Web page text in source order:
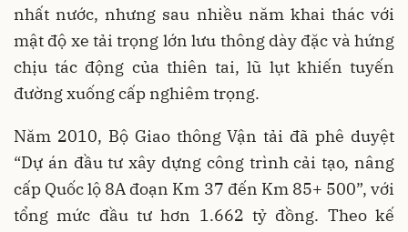
nhất nước, nhưng sau nhiều năm khai thác với
mật độ xe tải trọng lớn lưu thông dày đặc và hứng
chịu tác động của thiên tai, lũ lụt khiến tuyến
đường xuống cấp nghiêm trọng.
Năm 2010, Bộ Giao thông Vận tải đã phê duyệt
“Dự án đầu tư xây dựng công trình cải tạo, nâng
cấp Quốc lộ 8A đoạn Km 37 đến Km 85+ 500”, với
tổng mức đầu tư hơn 1.662 tỷ đồng. Theo kế